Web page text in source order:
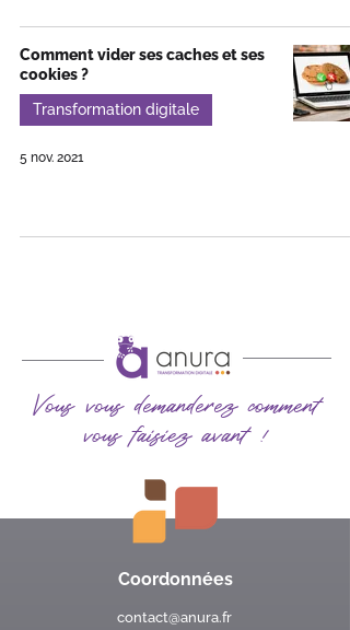
Comment vider ses caches et ses
cookies ?
Transformation digitale
5 nov. 2021
Vous vous demanderez comment
vous faisiez avant !
Coordonnées
contact@anura.fr